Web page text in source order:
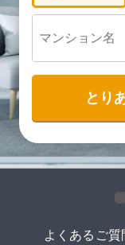
とり
よくあるご質